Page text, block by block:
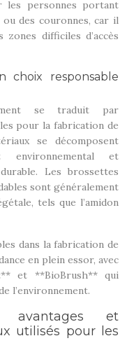
les personnes portant
des couronnes, car il
difficiles d’accès
choix responsable
se traduit par
pour la fabrication de
se décomposent
environnemental et
Les brossettes
sont généralement
tels que l’amidon
dans la fabrication de
en plein essor, avec
et **BioBrush** qui
l’environnement.
avantages et
utilisés pour les